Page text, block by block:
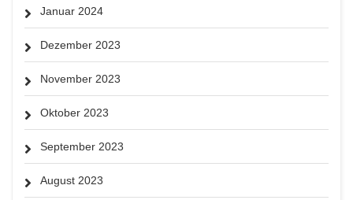
Januar 2024
Dezember 2023
November 2023
Oktober 2023
September 2023
August 2023